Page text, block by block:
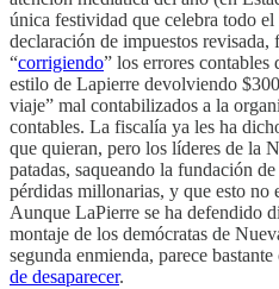
única festividad que celebra todo
declaración de impuestos
“corrigiendo” los errores contables
estilo de Lapierre devolviendo
viaje” mal contabilizados a la
contables. La fiscalía ya les ha
que quieran, pero los líderes de la
patadas, saqueando la fundación
pérdidas millonarias, y que esto
Aunque LaPierre se ha defendido
montaje de los demócratas de
segunda enmienda, parece
de desaparecer.